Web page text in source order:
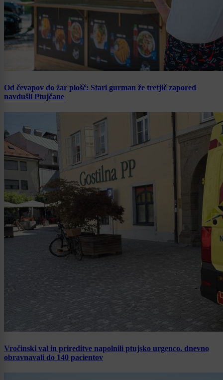
Od čevapov do žar plošč: Stari gurman že tretjič zapored
navdušil Ptujčane
Vročinski val in prireditve napolnili ptujsko urgenco, dnevno
obravnavali do 140 pacientov